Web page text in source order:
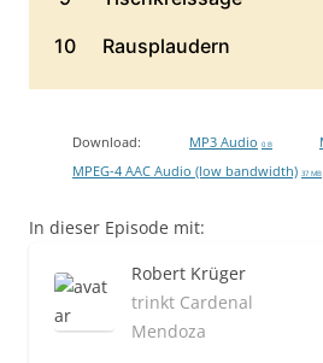
Download: MP3 Audio 0 B
MPEG-4 AAC Audio (low bandwidth) 37 MB
In dieser Episode mit:
Robert Krüger
trinkt Cardenal
Mendoza